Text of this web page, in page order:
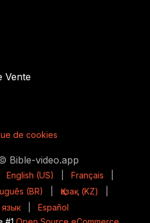
Vente
de cookies
Bible-video.app
English (US) Français
(BR) Қазақ (KZ)
Español